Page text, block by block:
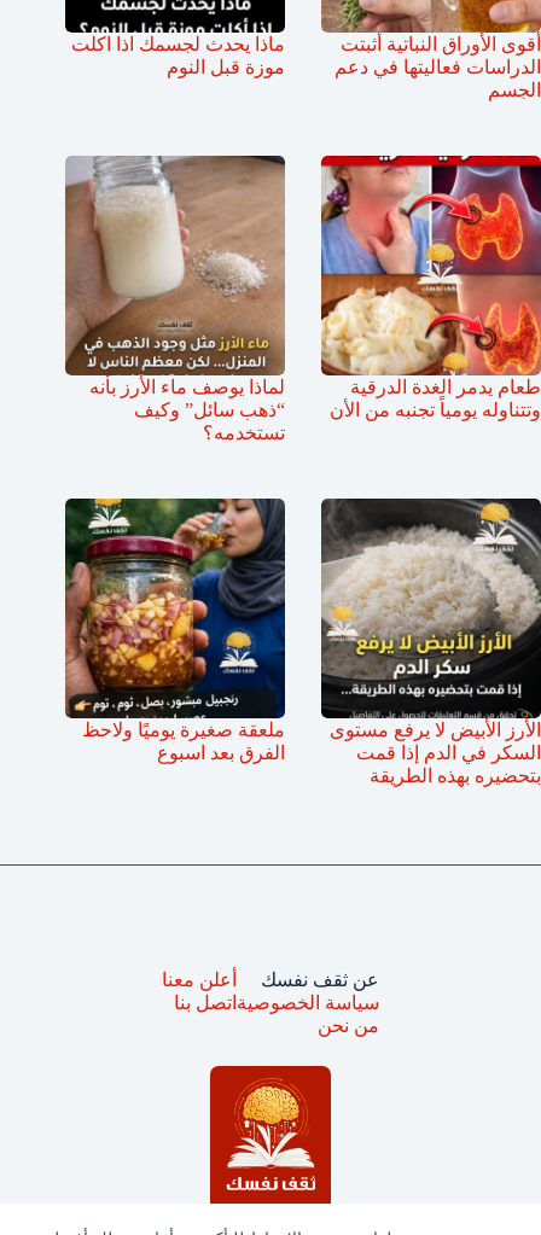
أقوى الأوراق النباتية أثبتت
الدراسات فعاليتها في دعم
الجسم
ماذا يحدث لجسمك اذا اكلت
موزة قبل النوم
طعام يدمر الغدة الدرقية
وتتناوله يومياً تجنبه من الأن
لماذا يوصف ماء الأرز بأنه
“ذهب سائل” وكيف
تستخدمه؟
الأرز الأبيض لا يرفع مستوى
السكر في الدم إذا قمت
بتحضيره بهذه الطريقة
ملعقة صغيرة يوميًا ولاحظ
الفرق بعد اسبوع
عن ثقف نفسك
سياسة الخصوصية
من نحن
أعلن معنا
اتصل بنا